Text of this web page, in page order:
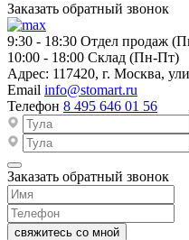
Заказать обратный звонок
9:30 - 18:30 Отдел продаж
10:00 - 18:00 Склад (Пн-Пт)
Адрес: 117420, г. Москва,
Email info@stomart.ru
Телефон 8 495 646 01 56
Заказать обратный звонок
свяжитесь со мной